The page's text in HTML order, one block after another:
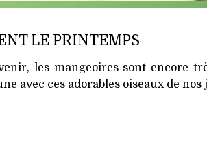
LE PRINTEMPS
les mangeoires sont encore
avec ces adorables oiseaux de nos